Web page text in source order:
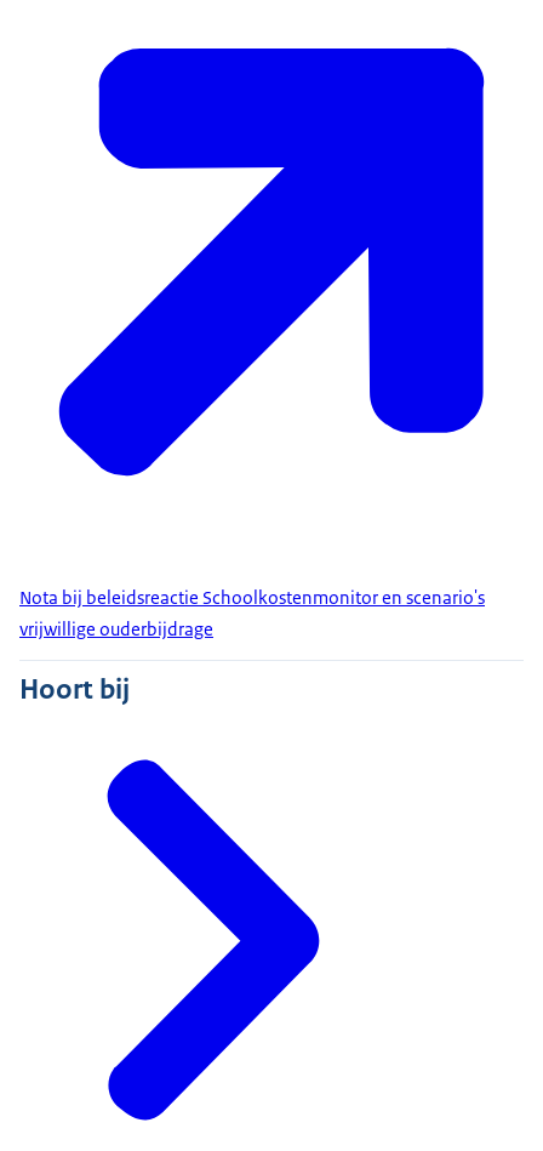
Nota bij beleidsreactie Schoolkostenmonitor en scenario's
vrijwillige ouderbijdrage
Hoort bij